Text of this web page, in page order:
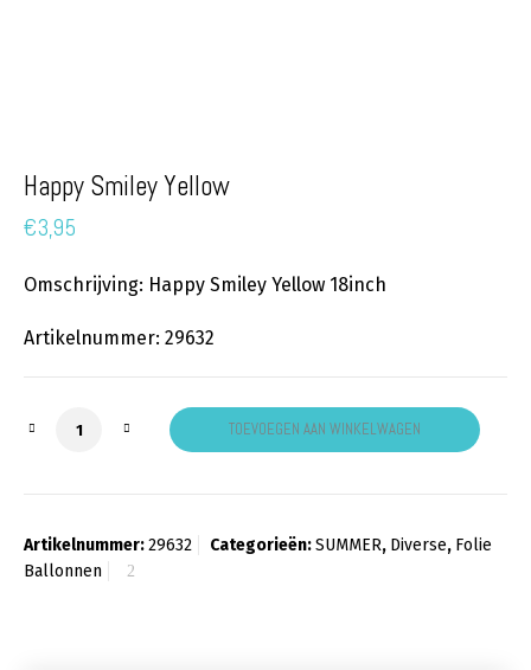
Happy Smiley Yellow
€3,95
Omschrijving: Happy Smiley Yellow 18inch
Artikelnummer: 29632
Happy Smiley Yellow aantalTOEVOEGEN AAN WINKELWAGEN
Artikelnummer:29632 Categorieën:SUMMER, Diverse, Folie
Ballonnen